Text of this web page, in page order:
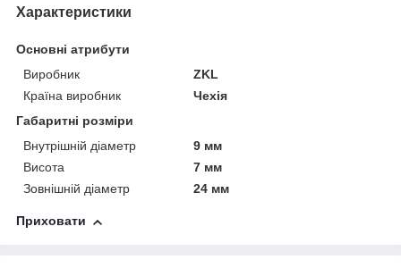
Характеристики
Основні атрибути
Виробник
ZKL
Країна виробник
Чехія
Габаритні розміри
Внутрішній діаметр
9 мм
Висота
7 мм
Зовнішній діаметр
24 мм
Приховати